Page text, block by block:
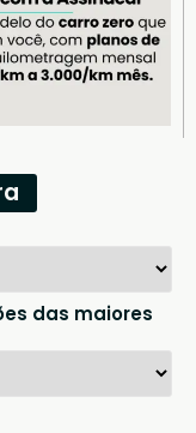
das maiores